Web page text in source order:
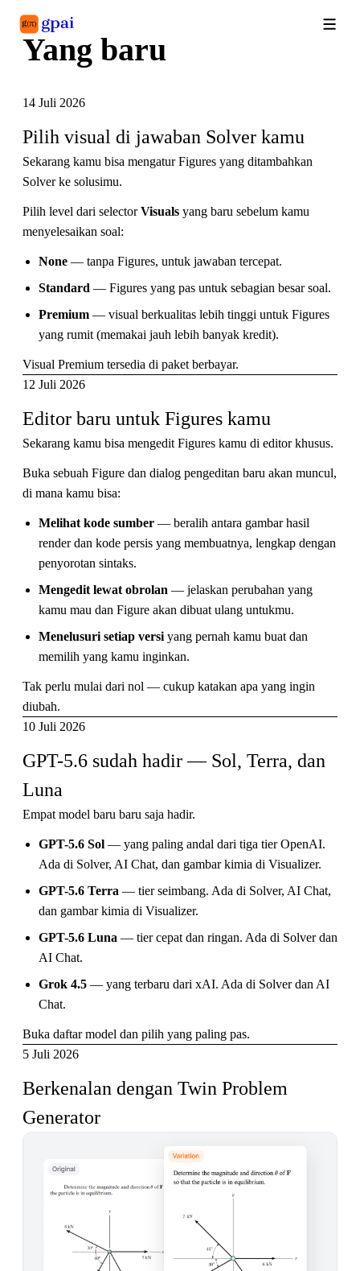
LibraryWhat's new Blog
Yang baru
14 Juli 2026
Pilih visual di jawaban Solver kamu
Sekarang kamu bisa mengatur Figures yang ditambahkan
Solver ke solusimu.
Pilih level dari selectorVisuals yang baru sebelum kamu
menyelesaikan soal:
None — tanpa Figures, untuk jawaban tercepat.
Standard — Figures yang pas untuk sebagian besar soal.
Premium — visual berkualitas lebih tinggi untuk Figures
yang rumit (memakai jauh lebih banyak kredit).
Visual Premium tersedia di paket berbayar.
12 Juli 2026
Editor baru untuk Figures kamu
Sekarang kamu bisa mengedit Figures kamu di editor khusus.
Buka sebuah Figure dan dialog pengeditan baru akan muncul,
di mana kamu bisa:
Melihat kode sumber — beralih antara gambar hasil
render dan kode persis yang membuatnya, lengkap dengan
penyorotan sintaks.
Mengedit lewat obrolan — jelaskan perubahan yang
kamu mau dan Figure akan dibuat ulang untukmu.
Menelusuri setiap versi yang pernah kamu buat dan
memilih yang kamu inginkan.
Tak perlu mulai dari nol — cukup katakan apa yang ingin
diubah.
10 Juli 2026
GPT-5.6 sudah hadir — Sol, Terra, dan
Luna
Empat model baru baru saja hadir.
GPT-5.6 Sol — yang paling andal dari tiga tier OpenAI.
Ada di Solver, AI Chat, dan gambar kimia di Visualizer.
GPT-5.6 Terra — tier seimbang. Ada di Solver, AI Chat,
dan gambar kimia di Visualizer.
GPT-5.6 Luna — tier cepat dan ringan. Ada di Solver dan
AI Chat.
Grok 4.5 — yang terbaru dari xAI. Ada di Solver dan AI
Chat.
Buka daftar model dan pilih yang paling pas.
5 Juli 2026
Berkenalan dengan Twin Problem
Generator